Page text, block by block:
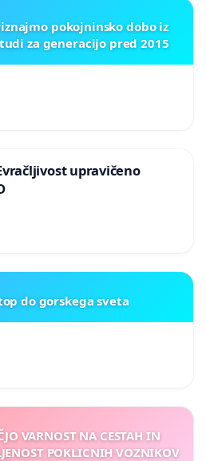
pokojninsko dobo iz
za generacijo pred 2015
upravičeno
do gorskega sveta
VARNOST NA CESTAH IN
POKLICNIH VOZNIKOV